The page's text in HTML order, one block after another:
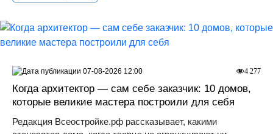
Когда архитектор — сам себе заказчик: 10 домов,
которые великие мастера построили для себя
Редакция Всеостройке.рф рассказывает, какими
4 277
07-08-2026 12:00